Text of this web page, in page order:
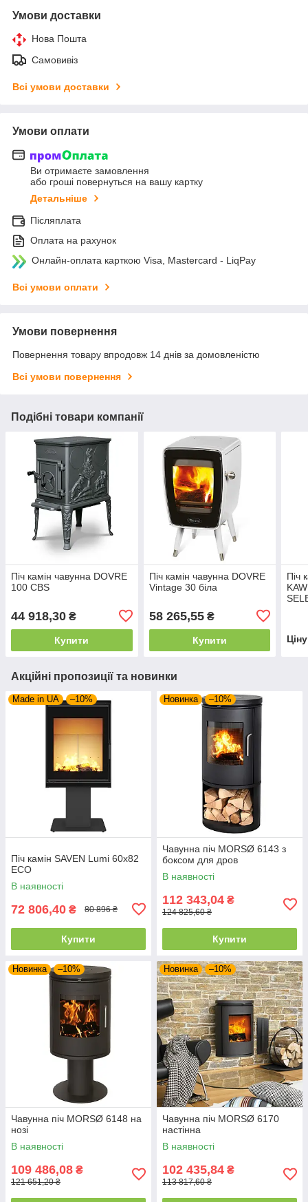
Умови доставки
Нова Пошта
Самовивіз
Всі умови доставки
Умови оплати
Ви отримаєте замовлення
або гроші повернуться на вашу картку
Детальніше
Післяплата
Оплата на рахунок
Онлайн-оплата карткою Visa, Mastercard - LiqPay
Всі умови оплати
Умови повернення
Повернення товару впродовж 14 днів за домовленістю
Всі умови повернення
Подібні товари компанії
Піч камін чавунна DOVRE
100 CBS
44 918,30 ₴
Купити
Піч камін чавунна DOVRE
Vintage 30 біла
58 265,55₴
Купити
Піч
Акційні пропозиції та новинки
Made in UA –10%
Піч камін SAVEN Lumi 60х82
ECO
В наявності
72 806,40 ₴ 80 896 ₴
Купити
Новинка –10%
Чавунна піч MORSØ 6143 з
боксом для дров
В наявності
112 343,04 ₴
124 825,60 ₴
Купити
Новинка –10%
Чавунна піч MORSØ 6148 на
нозі
В наявності
109 486,08 ₴
121 651,20 ₴
Новинка –10%
Чавунна піч MORSØ 6170
настінна
В наявності
102 435,84 ₴
113 817,60 ₴